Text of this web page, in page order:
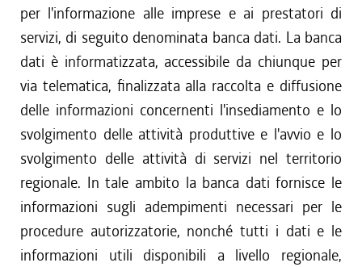
per l'informazione alle imprese e ai prestatori di
servizi, di seguito denominata banca dati. La banca
dati è informatizzata, accessibile da chiunque per
via telematica, finalizzata alla raccolta e diffusione
delle informazioni concernenti l'insediamento e lo
svolgimento delle attività produttive e l'avvio e lo
svolgimento delle attività di servizi nel territorio
regionale. In tale ambito la banca dati fornisce le
informazioni sugli adempimenti necessari per le
procedure autorizzatorie, nonché tutti i dati e le
informazioni utili disponibili a livello regionale,